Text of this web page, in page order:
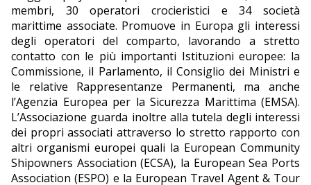
membri, 30 operatori crocieristici e 34 società
marittime associate. Promuove in Europa gli interessi
degli operatori del comparto, lavorando a stretto
contatto con le più importanti Istituzioni europee: la
Commissione, il Parlamento, il Consiglio dei Ministri e
le relative Rappresentanze Permanenti, ma anche
l’Agenzia Europea per la Sicurezza Marittima (EMSA).
L’Associazione guarda inoltre alla tutela degli interessi
dei propri associati attraverso lo stretto rapporto con
altri organismi europei quali la European Community
Shipowners Association (ECSA), la European Sea Ports
Association (ESPO) e la European Travel Agent & Tour